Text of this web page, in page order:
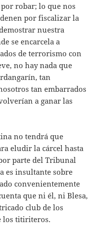
robar; lo que nos
por fiscalizar la
nuestra
se encarcela a
de terrorismo con
no hay nada que
tan
tan embarrados
a ganar las
no tendrá que
eludir la cárcel hasta
parte del Tribunal
es insultante sobre
convenientemente
que ni él, ni Blesa,
club de los
los titiriteros.